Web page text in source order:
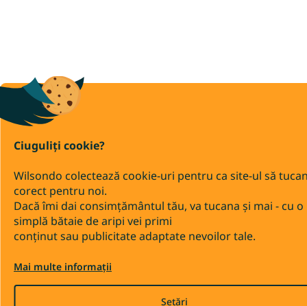
Ciuguliți cookie?
Wilsondo colectează cookie-uri pentru ca site-ul să
corect pentru noi.
Dacă îmi dai consimțământul tău, va tucana și mai - cu o
simplă bătaie de aripi vei primi
conținut sau publicitate adaptate nevoilor tale.
Mai multe informații
Setări